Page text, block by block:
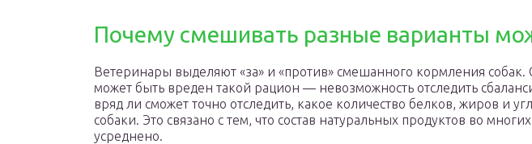
Почему смешивать разные варианты
Ветеринары выделяют «за» и «против» смешанного кормления собак.
может быть вреден такой рацион — невозможность отследить
вряд ли сможет точно отследить, какое количество белков, жиров и
собаки. Это связано с тем, что состав натуральных продуктов во
усреднено.